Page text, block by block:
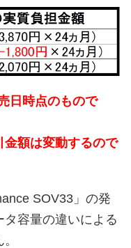
日時点のもので
金額は変動するので
SOV33」の発
容量の違いによる